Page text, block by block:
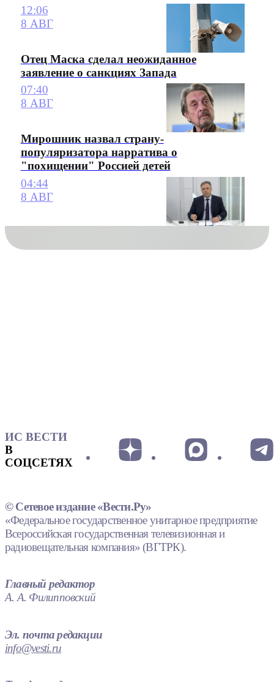
12:06
8 АВГ
Отец Маска сделал неожиданное
заявление о санкциях Запада
07:40
8 АВГ
Мирошник назвал страну-
популяризатора нарратива о
"похищении" Россией детей
04:44
8 АВГ
ИС ВЕСТИ
В
СОЦСЕТЯХ
© Сетевое издание «Вести.Ру»
«Федеральное государственное унитарное предприятие
Всероссийская государственная телевизионная и
радиовещательная компания» (ВГТРК).
Главный редактор
А. А. Филипповский
Эл. почта редакции
info@vesti.ru